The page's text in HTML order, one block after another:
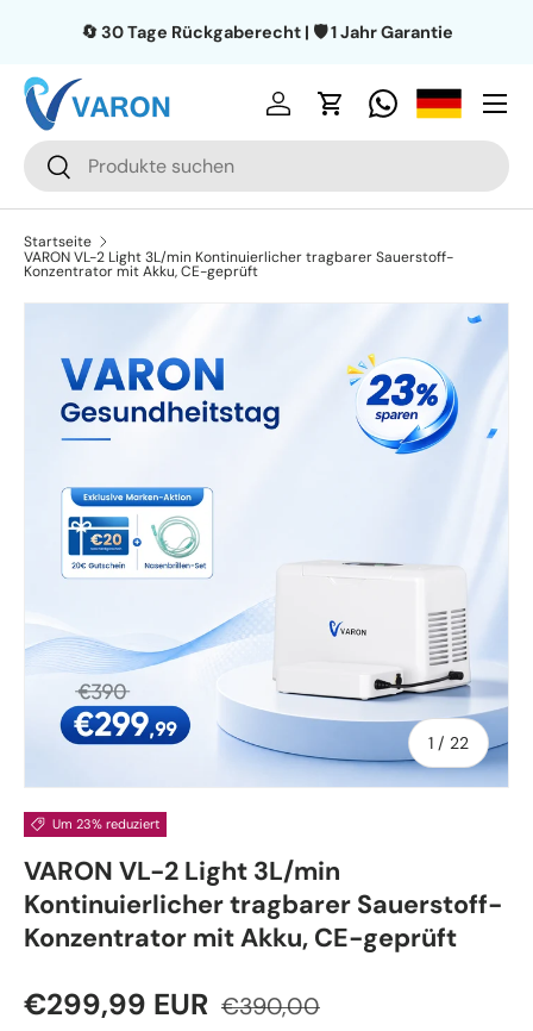
Direkt zum Inhalt
🔄 30 Tage Rückgaberecht | 🛡️ 1 Jahr Garantie
Suchen
Suchen
EinloggenEinkaufswagen
Menü
Startseite
VARON VL-2 Light 3L/min Kontinuierlicher tragbarer Sauerstoff-
Konzentrator mit Akku, CE-geprüft
1 / von
22
Um 23% reduziert
VARON VL-2 Light 3L/min
Kontinuierlicher tragbarer Sauerstoff-
Konzentrator mit Akku, CE-geprüft
€299,99 EUR €390,00